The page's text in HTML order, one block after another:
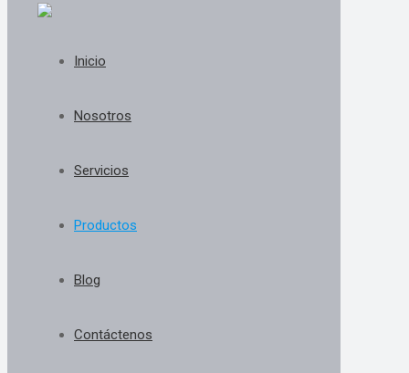
Inicio
Nosotros
Servicios
Productos
Blog
Contáctenos